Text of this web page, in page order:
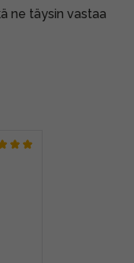
ne täysin vastaa